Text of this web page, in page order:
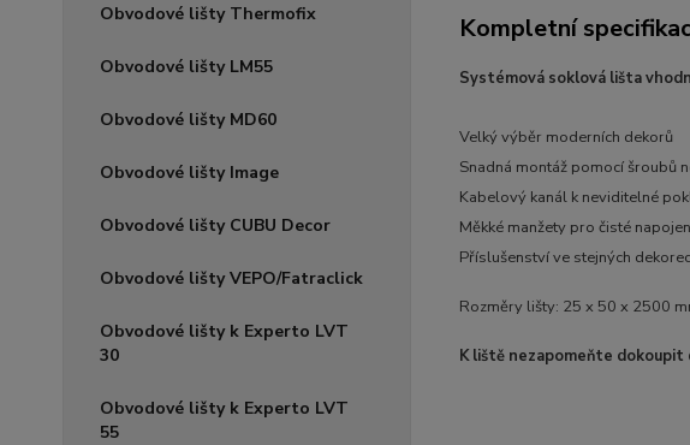
Obvodové lišty Thermofix
Obvodové lišty LM55
Obvodové lišty MD60
Obvodové lišty Image
Obvodové lišty CUBU Decor
Obvodové lišty VEPO/Fatraclick
Obvodové lišty k Experto LVT
30
Obvodové lišty k Experto LVT
55
Kompletní
Systémová soklová lišta
Velký výběr moderních dekorů
Snadná montáž pomocí šroubů
Kabelový kanál k neviditelné
Měkké manžety pro čisté
Příslušenství ve stejných
Rozměry lišty: 25 x 50 x 2500
K liště nezapomeňte dokoupit